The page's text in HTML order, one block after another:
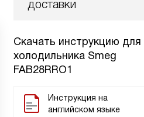
доставки
Скачать инструкцию для
холодильника Smeg
FAB28RRO1
Инструкция на
английском языке